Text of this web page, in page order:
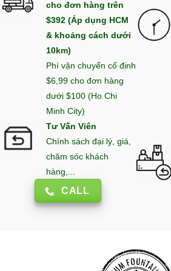
cho đơn hàng trên
$392 (Áp dụng HCM
& khoảng cách dưới
10km)
Phí vận chuyển cố định
$6,99 cho đơn hàng
dưới $100 (Ho Chi
Minh City)
Tư Vấn Viên
Chính sách đại lý, giá,
chăm sóc khách
hàng,...
CALL